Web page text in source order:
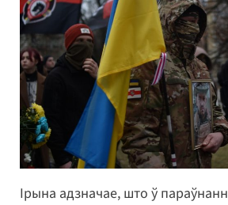
Ірына адзначае, што ў